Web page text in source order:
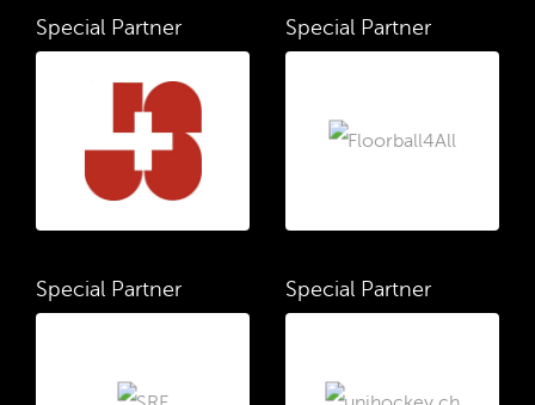
Special Partner Special Partner
Special Partner Special Partner